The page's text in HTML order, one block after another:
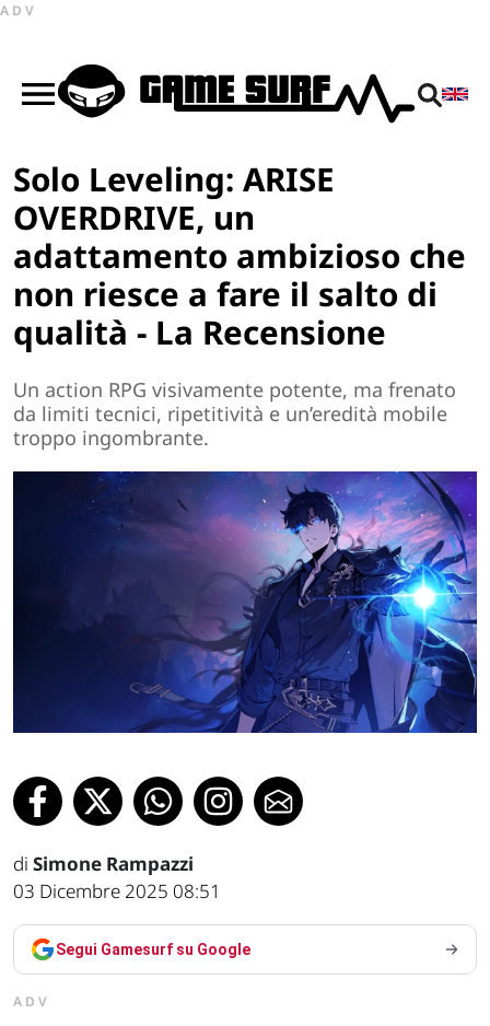
ADV
Solo Leveling: ARISE
OVERDRIVE, un
adattamento ambizioso che
non riesce a fare il salto di
qualità - La Recensione
Un action RPG visivamente potente, ma frenato
da limiti tecnici, ripetitività e un’eredità mobile
troppo ingombrante.
di Simone Rampazzi
03 Dicembre 2025 08:51
Segui Gamesurf su Google
ADV